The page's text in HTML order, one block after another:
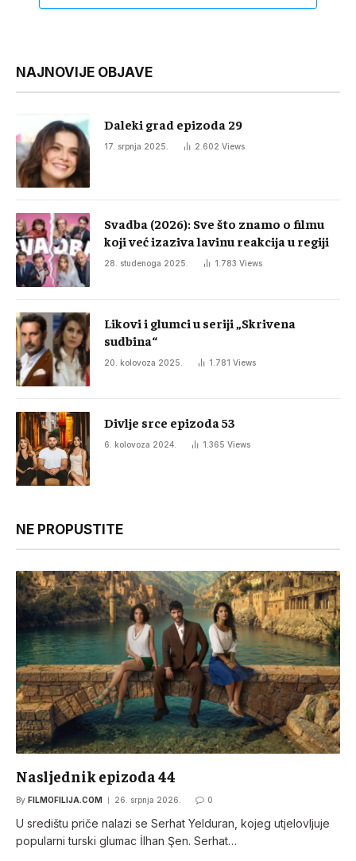
NAJNOVIJE OBJAVE
Daleki grad epizoda 29
17. srpnja 2025. 2.602 Views
Svadba (2026): Sve što znamo o filmu
koji već izaziva lavinu reakcija u regiji
28. studenoga 2025. 1.783 Views
Likovi i glumci u seriji „Skrivena
sudbina“
20. kolovoza 2025. 1.781 Views
Divlje srce epizoda 53
6. kolovoza 2024. 1.365 Views
NE PROPUSTITE
Nasljednik epizoda 44
By FILMOFILIJA.COM 26. srpnja 2026. 0
U središtu priče nalazi se Serhat Yelduran, kojeg utjelovljuje
popularni turski glumac İlhan Şen. Serhat…